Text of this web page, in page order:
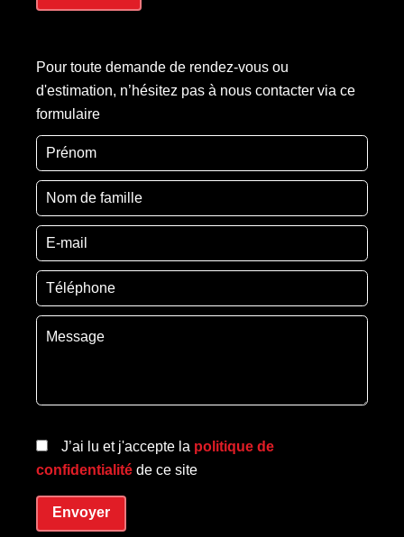
Pour toute demande de rendez-vous ou
d'estimation, n’hésitez pas à nous contacter via ce
formulaire
J’ai lu et j'accepte la politique de
confidentialité de ce site
Envoyer